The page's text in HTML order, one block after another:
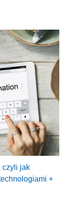
czyli jak
+